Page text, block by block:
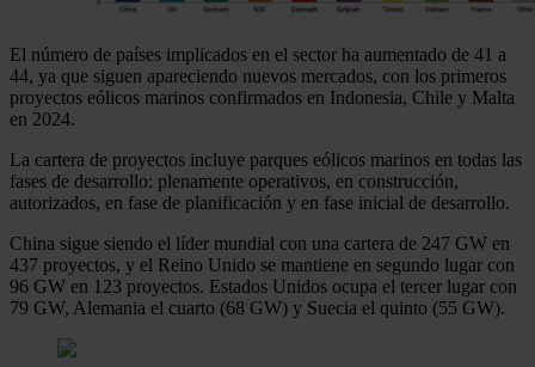
El número de países implicados en el sector ha aumentado de 41 a
44, ya que siguen apareciendo nuevos mercados, con los primeros
proyectos eólicos marinos confirmados en Indonesia, Chile y Malta
en 2024.
La cartera de proyectos incluye parques eólicos marinos en todas las
fases de desarrollo: plenamente operativos, en construcción,
autorizados, en fase de planificación y en fase inicial de desarrollo.
China sigue siendo el líder mundial con una cartera de 247 GW en
437 proyectos, y el Reino Unido se mantiene en segundo lugar con
96 GW en 123 proyectos. Estados Unidos ocupa el tercer lugar con
79 GW, Alemania el cuarto (68 GW) y Suecia el quinto (55 GW).